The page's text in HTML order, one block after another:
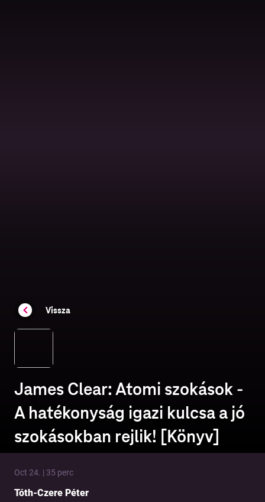
Vissza
James Clear: Atomi szokások -
A hatékonyság igazi kulcsa a jó
szokásokban rejlik! [Könyv]
Oct 24. | 35 perc
Tóth-Czere Péter